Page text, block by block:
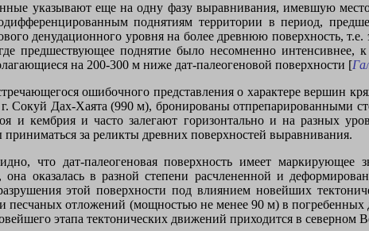
указывают еще на одну фазу выравнивания, имевшую
поднятиям территории в период,
денудационного уровня на более древнюю поверхность,
предшествующее поднятие было несомненно интенсивнее,
на 200-300 м ниже дат-палеогеновой поверхности [
ошибочного представления о характере
Сокуй Дах-Хаята (990 м), бронированы отпрепарированными
и кембрия и часто залегают горизонтально и на разных
за реликты древних поверхностей выравнивания.
что дат-палеогеновая поверхность имеет
она оказалась в разной степени расчлененной и
этой поверхности под влиянием новейших
песчаных отложений (мощностью не менее 90 м) в
этапа тектонических движений приходится в северном